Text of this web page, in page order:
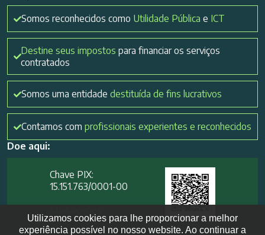
Somos reconhecidos como Utilidade Pública e ICT
Destine seus impostos para financiar os serviços
contratados
Somos uma entidade destituída de fins lucrativos
Contamos com profissionais experientes e reconhecidos
Doe aqui:
Chave PIX:
15.151.763/0001-00​
Utilizamos cookies para lhe proporcionar a melhor
experiência possível no nosso website. Ao continuar a